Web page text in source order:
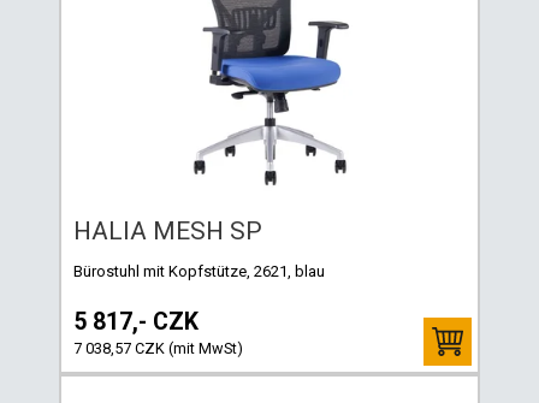
HALIA MESH SP
Bürostuhl mit Kopfstütze, 2621, blau
5 817,- CZK
7 038,57 CZK (mit MwSt)